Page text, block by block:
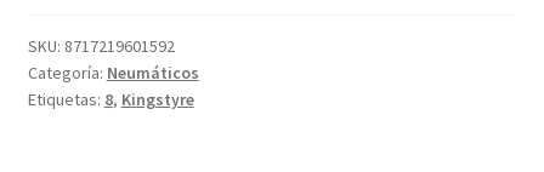
52N
V-
3502
SKU: 8717219601592
Categoría: Neumáticos
Etiquetas: 8, Kingstyre